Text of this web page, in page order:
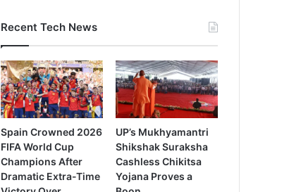
Recent Tech News
Spain Crowned 2026
FIFA World Cup
Champions After
Dramatic Extra-Time
UP’s Mukhyamantri
Shikshak Suraksha
Cashless Chikitsa
Yojana Proves a